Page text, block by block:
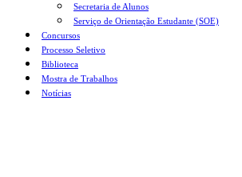
Secretaria de Alunos
Serviço de Orientação Estudante (SOE)
Concursos
Processo Seletivo
Biblioteca
Mostra de Trabalhos
Notícias